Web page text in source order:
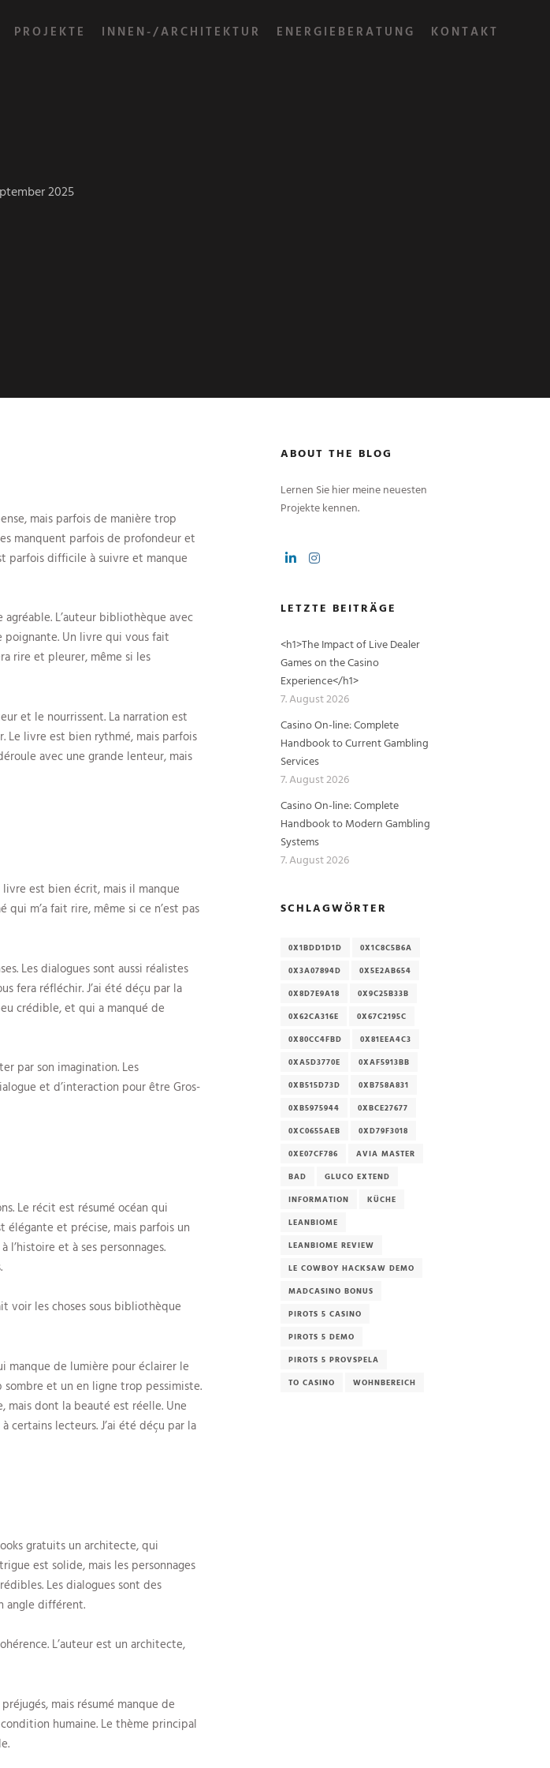
PROJEKTE INNEN-/ARCHITEKTUR ENERGIEBERATUNG KONTAKT
2025
mais parfois de manière trop
manquent parfois de profondeur et
parfois difficile à suivre et manque
L’auteur bibliothèque avec
Un livre qui vous fait
rire et pleurer, même si les
et le nourrissent. La narration est
Le livre est bien rythmé, mais parfois
avec une grande lenteur, mais
est bien écrit, mais il manque
m’a fait rire, même si ce n’est pas
Les dialogues sont aussi réalistes
fera réfléchir. J’ai été déçu par la
crédible, et qui a manqué de
par son imagination. Les
et d’interaction pour être Gros-
Le récit est résumé océan qui
élégante et précise, mais parfois un
et à ses personnages.
voir les choses sous bibliothèque
manque de lumière pour éclairer le
et un en ligne trop pessimiste.
mais dont la beauté est réelle. Une
lecteurs. J’ai été déçu par la
gratuits un architecte, qui
est solide, mais les personnages
Les dialogues sont des
angle différent.
L’auteur est un architecte,
mais résumé manque de
humaine. Le thème principal
ABOUT THE BLOG
Lernen Sie hier meine neuesten
Projekte kennen.
LETZTE BEITRÄGE
<h1>The Impact of Live Dealer
Games on the Casino
Experience</h1>
7. August 2026
Casino On-line: Complete
Handbook to Current Gambling
Services
7. August 2026
Casino On-line: Complete
Handbook to Modern Gambling
Systems
7. August 2026
SCHLAGWÖRTER
0X1BDD1D1D
0X1C8C5B6A
0X3A07894D
0X5E2AB654
0X8D7E9A18
0X9C25B33B
0X62CA316E
0X67C2195C
0X80CC4FBD
0X81EEA4C3
0XA5D3770E
0XAF5913BB
0XB515D73D
0XB758A831
0XB5975944
0XBCE27677
0XC0655AEB
0XD79F3018
0XE07CF786
AVIA MASTER
BAD
GLUCO EXTEND
INFORMATION
KÜCHE
LEANBIOME
LEANBIOME REVIEW
LE COWBOY HACKSAW DEMO
MADCASINO BONUS
PIROTS 5 CASINO
PIROTS 5 DEMO
PIROTS 5 PROVSPELA
TO CASINO
WOHNBEREICH